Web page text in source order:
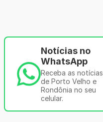
Notícias no
WhatsApp
Receba as notícias
de Porto Velho e
Rondônia no seu
celular.